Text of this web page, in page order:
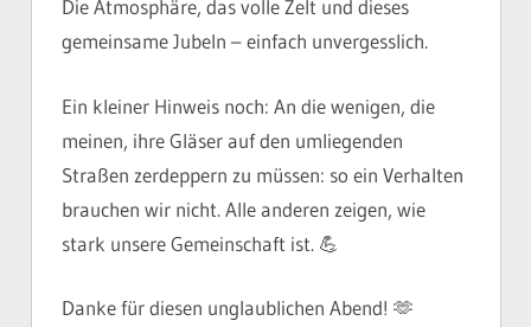
Die Atmosphäre, das volle Zelt und dieses
gemeinsame Jubeln – einfach unvergesslich.
Ein kleiner Hinweis noch: An die wenigen, die
meinen, ihre Gläser auf den umliegenden
Straßen zerdeppern zu müssen: so ein Verhalten
brauchen wir nicht. Alle anderen zeigen, wie
stark unsere Gemeinschaft ist. 💪
Danke für diesen unglaublichen Abend! 🫶